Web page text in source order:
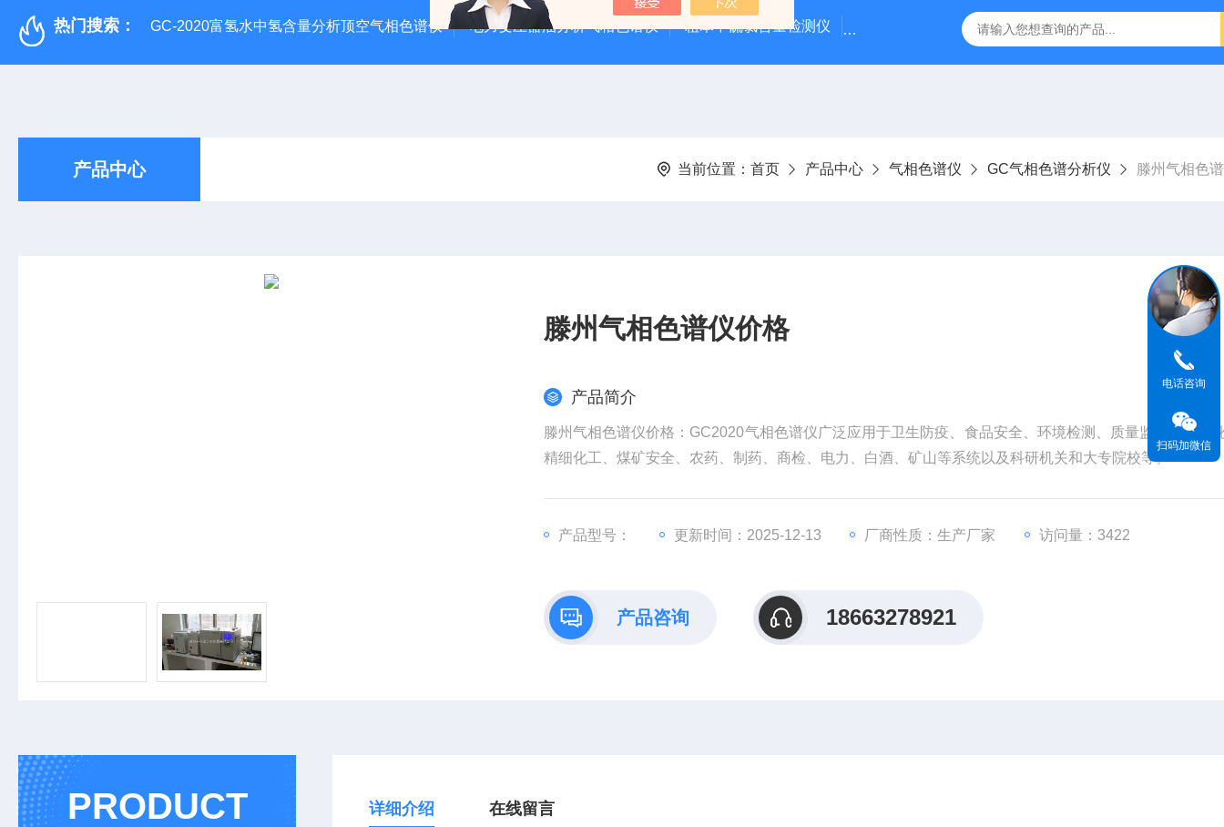
热门搜索： GC-2020富氢水中氢含量分析顶空气相色谱仪 电力变压器油分析气相色谱仪 粗苯中硫氯含量检测仪 国产气相色谱仪价格/国产气相色谱仪厂家
产品中心 当前位置： 首页 产品中心 气相色谱仪 GC气相色谱分析仪 滕州气相色
滕州气相色谱仪价格
产品简介
滕州气相色谱仪价格：GC2020气相色谱仪广泛应用于卫生防疫、食品安全、环境检测、质量监督、石油
精细化工、煤矿安全、农药、制药、商检、电力、白酒、矿山等系统以及科研机关和大专院校等。
产品型号： 更新时间：2025-12-13 厂商性质：生产厂家 访问量：3422
产品咨询 18663278921
PRODUCT 详细介绍 在线留言
电话咨询
扫码加微信